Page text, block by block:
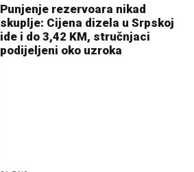
Punjenje rezervoara nikad
skuplje: Cijena dizela u Srpskoj
ide i do 3,42 KM, stručnjaci
podijeljeni oko uzroka